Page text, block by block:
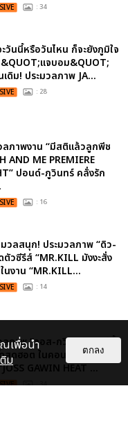
: 34
ะวันนี้หรือวันไหน ก็จะยังภูมิใจ
แจบอม&QUOT;
เดิม! ประมวลภาพ JA...
: 28
ลภาพงาน “มีสติแล้วลูกพีช
AND ME PREMIERE
ปอนด์-ภูวินทร์ คลั่งรัก
: 16
วลสนุก! ประมวลภาพ “ดิว-
ตัวซีรีส์ “MR.KILL มังงะสั่ง
นงาน “MR.KILL...
: 14
ลภาพ “จอส-กวิน” จัดปาร์ตี้
สุดฮอต ในคอนเสิร์ตครั้งยิ่ง
GAWIN HEAT ...
: 34
ณเพื่อนำ
ม
ตกลง